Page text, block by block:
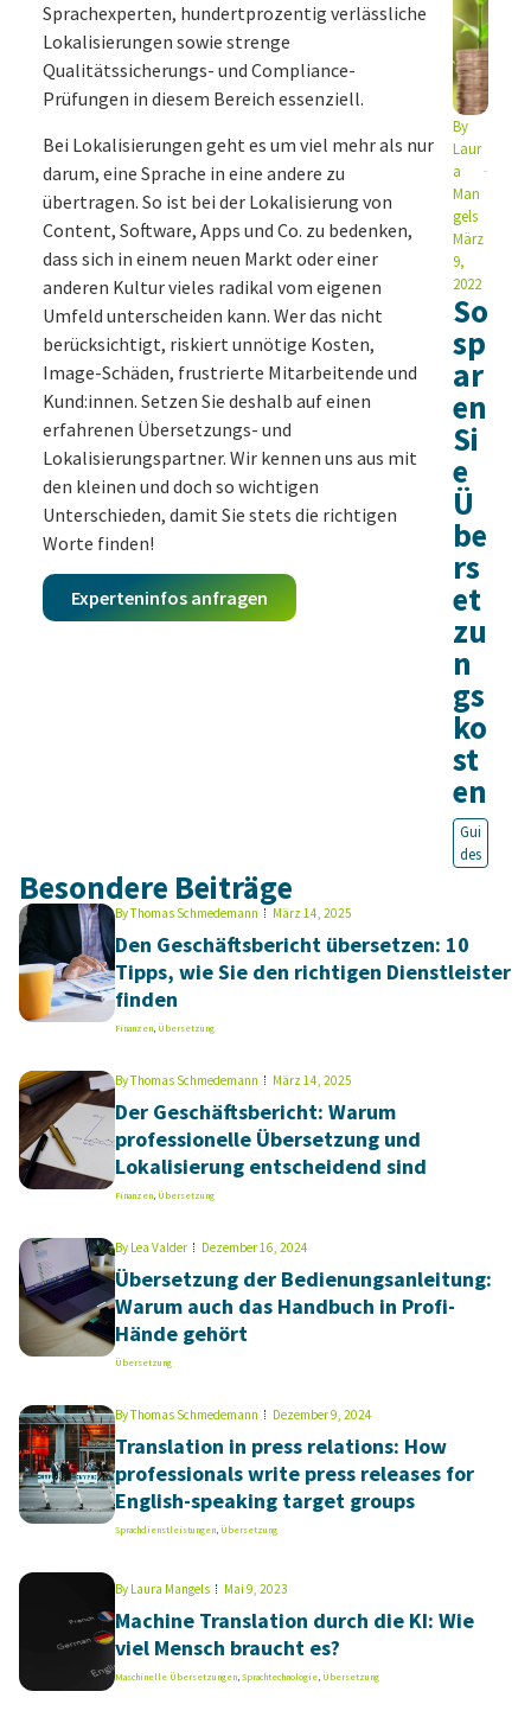
Sprachexperten, hundertprozentig verlässliche
Lokalisierungen sowie strenge
Qualitätssicherungs- und Compliance-
Prüfungen in diesem Bereich essenziell.
Bei Lokalisierungen geht es um viel mehr als nur
darum, eine Sprache in eine andere zu
übertragen. So ist bei der Lokalisierung von
Content, Software, Apps und Co. zu bedenken,
dass sich in einem neuen Markt oder einer
anderen Kultur vieles radikal vom eigenen
Umfeld unterscheiden kann. Wer das nicht
berücksichtigt, riskiert unnötige Kosten,
Image-Schäden, frustrierte Mitarbeitende und
Kund:innen. Setzen Sie deshalb auf einen
erfahrenen Übersetzungs- und
Lokalisierungspartner. Wir kennen uns aus mit
den kleinen und doch so wichtigen
Unterschieden, damit Sie stets die richtigen
Worte finden!
Experteninfos anfragen
By
Laur
a
Man
gels
März
9,
2022
So
sp
ar
en
Si
e
Ü
be
rs
et
zu
n
gs
ko
st
en
Gui
des
Besondere Beiträge
ByThomas Schmedemann März 14, 2025
Den Geschäftsbericht übersetzen: 10
Tipps, wie Sie den richtigen Dienstleister
finden
Finanzen, Übersetzung
ByThomas Schmedemann März 14, 2025
Der Geschäftsbericht: Warum
professionelle Übersetzung und
Lokalisierung entscheidend sind
Finanzen, Übersetzung
ByLea Valder Dezember 16, 2024
Übersetzung der Bedienungsanleitung:
Warum auch das Handbuch in Profi-
Hände gehört
Übersetzung
ByThomas Schmedemann Dezember 9, 2024
Translation in press relations: How
professionals write press releases for
English-speaking target groups
Sprachdienstleistungen, Übersetzung
ByLaura Mangels Mai 9, 2023
Machine Translation durch die KI: Wie
viel Mensch braucht es?
Maschinelle Übersetzungen, Sprachtechnologie, Übersetzung